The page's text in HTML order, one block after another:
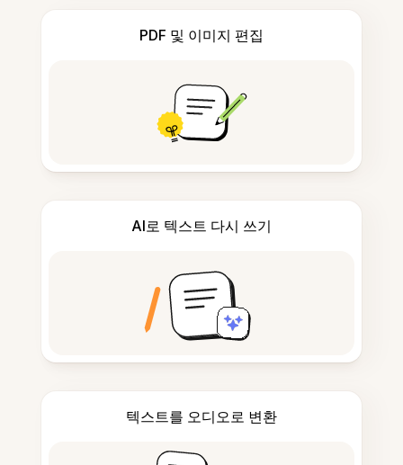
PDF 및 이미지 편집
AI로 텍스트 다시 쓰기
텍스트를 오디오로 변환